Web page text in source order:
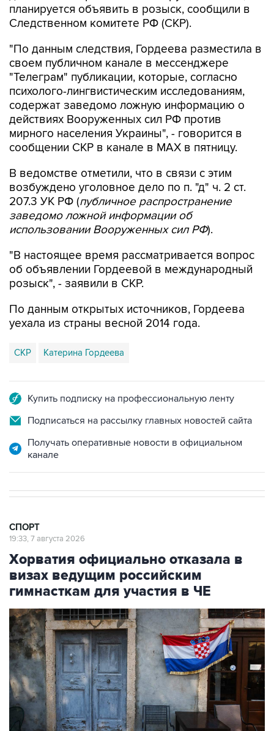
планируется объявить в розыск, сообщили в
Следственном комитете РФ (СКР).
"По данным следствия, Гордеева разместила в
своем публичном канале в мессенджере
"Телеграм" публикации, которые, согласно
психолого-лингвистическим исследованиям,
содержат заведомо ложную информацию о
действиях Вооруженных сил РФ против
мирного населения Украины", - говорится в
сообщении СКР в канале в MAX в пятницу.
В ведомстве отметили, что в связи с этим
возбуждено уголовное дело по п. "д" ч. 2 ст.
207.3 УК РФ (публичное распространение
заведомо ложной информации об
использовании Вооруженных сил РФ).
"В настоящее время рассматривается вопрос
об объявлении Гордеевой в международный
розыск", - заявили в СКР.
По данным открытых источников, Гордеева
уехала из страны весной 2014 года.
СКР Катерина Гордеева
Купить подписку на профессиональную ленту
Подписаться на рассылку главных новостей сайта
Получать оперативные новости в официальном
канале
СПОРТ
19:33, 7 августа 2026
Хорватия официально отказала в
визах ведущим российским
гимнасткам для участия в ЧЕ